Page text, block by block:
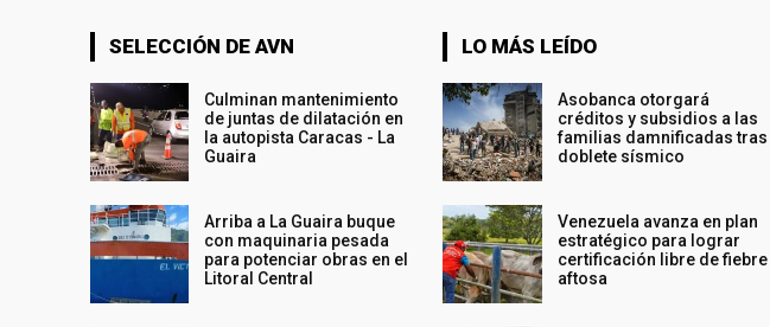
SELECCIÓN DE AVN
Culminan mantenimiento
de juntas de dilatación en
la autopista Caracas - La
Guaira
Arriba a La Guaira buque
con maquinaria pesada
para potenciar obras en el
Litoral Central
LO MÁS LEÍDO
Asobanca otorgará
créditos y subsidios a las
familias damnificadas tras
doblete sísmico
Venezuela avanza en plan
estratégico para lograr
certificación libre de fiebre
aftosa